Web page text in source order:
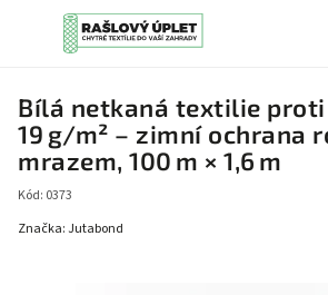
Bílá netkaná textilie
19 g/m² – zimní ochrana
mrazem, 100 m × 1,6 m
Kód: 0373
Značka:Jutabond